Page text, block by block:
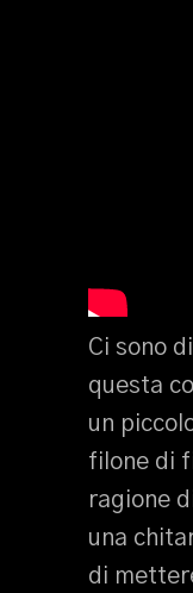
Ci sono
questa
un
filone di
ragione
una
di